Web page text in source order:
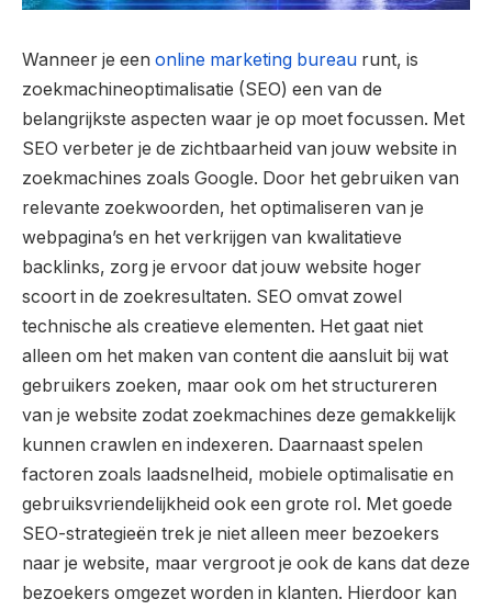
Wanneer je een online marketing bureau runt, is
zoekmachineoptimalisatie (SEO) een van de
belangrijkste aspecten waar je op moet focussen. Met
SEO verbeter je de zichtbaarheid van jouw website in
zoekmachines zoals Google. Door het gebruiken van
relevante zoekwoorden, het optimaliseren van je
webpagina’s en het verkrijgen van kwalitatieve
backlinks, zorg je ervoor dat jouw website hoger
scoort in de zoekresultaten. SEO omvat zowel
technische als creatieve elementen. Het gaat niet
alleen om het maken van content die aansluit bij wat
gebruikers zoeken, maar ook om het structureren
van je website zodat zoekmachines deze gemakkelijk
kunnen crawlen en indexeren. Daarnaast spelen
factoren zoals laadsnelheid, mobiele optimalisatie en
gebruiksvriendelijkheid ook een grote rol. Met goede
SEO-strategieën trek je niet alleen meer bezoekers
naar je website, maar vergroot je ook de kans dat deze
bezoekers omgezet worden in klanten. Hierdoor kan